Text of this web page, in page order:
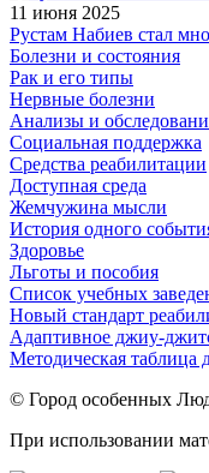
11 июня 2025
Рустам Набиев стал
Болезни и состояния
Рак и его типы
Нервные болезни
Анализы и
Социальная поддержка
Средства реабилитации
Доступная среда
Жемчужина мысли
История одного
Здоровье
Льготы и пособия
Список учебных
Новый стандарт
Адаптивное джиу-
Методическая
© Город особенных
При использовании